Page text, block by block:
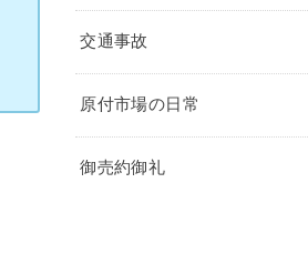
交通事故
原付市場の日常
御売約御礼